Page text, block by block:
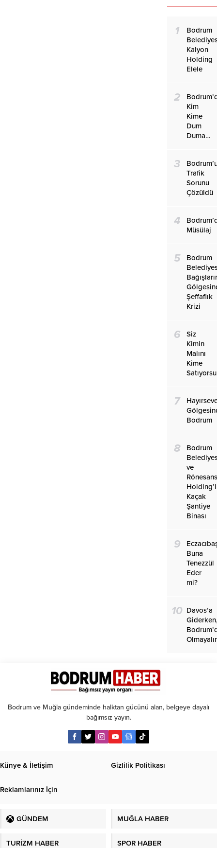
1
Bodrum
Kalyon
Holding
Elele
2
Kim
Kime
Dum
Duma…
3
Trafik
Sorunu
Çözüldü
4
Müsülaj
5
Bodrum
Şeffaflık
Krizi
6
Siz
Kimin
Malını
Kime
7
Bodrum
8
Bodrum
ve
Kaçak
Şantiye
Binası
9
Buna
Tenezzül
Eder
mi?
10 Davos’a
Bodrum ve Muğla gündeminde halktan gücünü alan, belgeye dayalı
bağımsız yayın.
Künye & İletişim Gizlilik Politikası
Reklamlarınız İçin
GÜNDEM MUĞLA HABER
TURİZM HABER SPOR HABER